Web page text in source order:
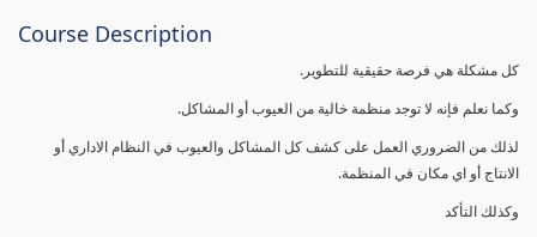
Course Description
كل مشكلة هي فرصة حقيقية للتطوير.
وكما نعلم فإنه لا توجد منظمة خالية من العيوب أو المشاكل.
لذلك من الضروري العمل على كشف كل المشاكل والعيوب في النظام الاداري أو
الانتاج أو اي مكان في المنظمة.
وكذلك التأكد